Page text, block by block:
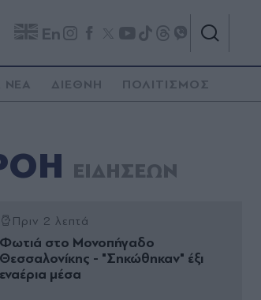
En
ΝΕΑ ΔΙΕΘΝΗ ΠΟΛΙΤΙΣΜΟΣ
ΕΙΔΗΣΕΩΝ
Πριν 2 λεπτά
Φωτιά στο Μονοπήγαδο
Θεσσαλονίκης - "Σηκώθηκαν" έξι
εναέρια μέσα